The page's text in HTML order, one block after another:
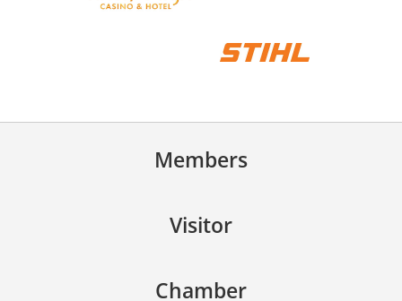
Members
Visitor
Chamber